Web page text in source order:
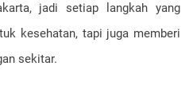
jadi setiap langkah yang
kesehatan, tapi juga memberi
sekitar.